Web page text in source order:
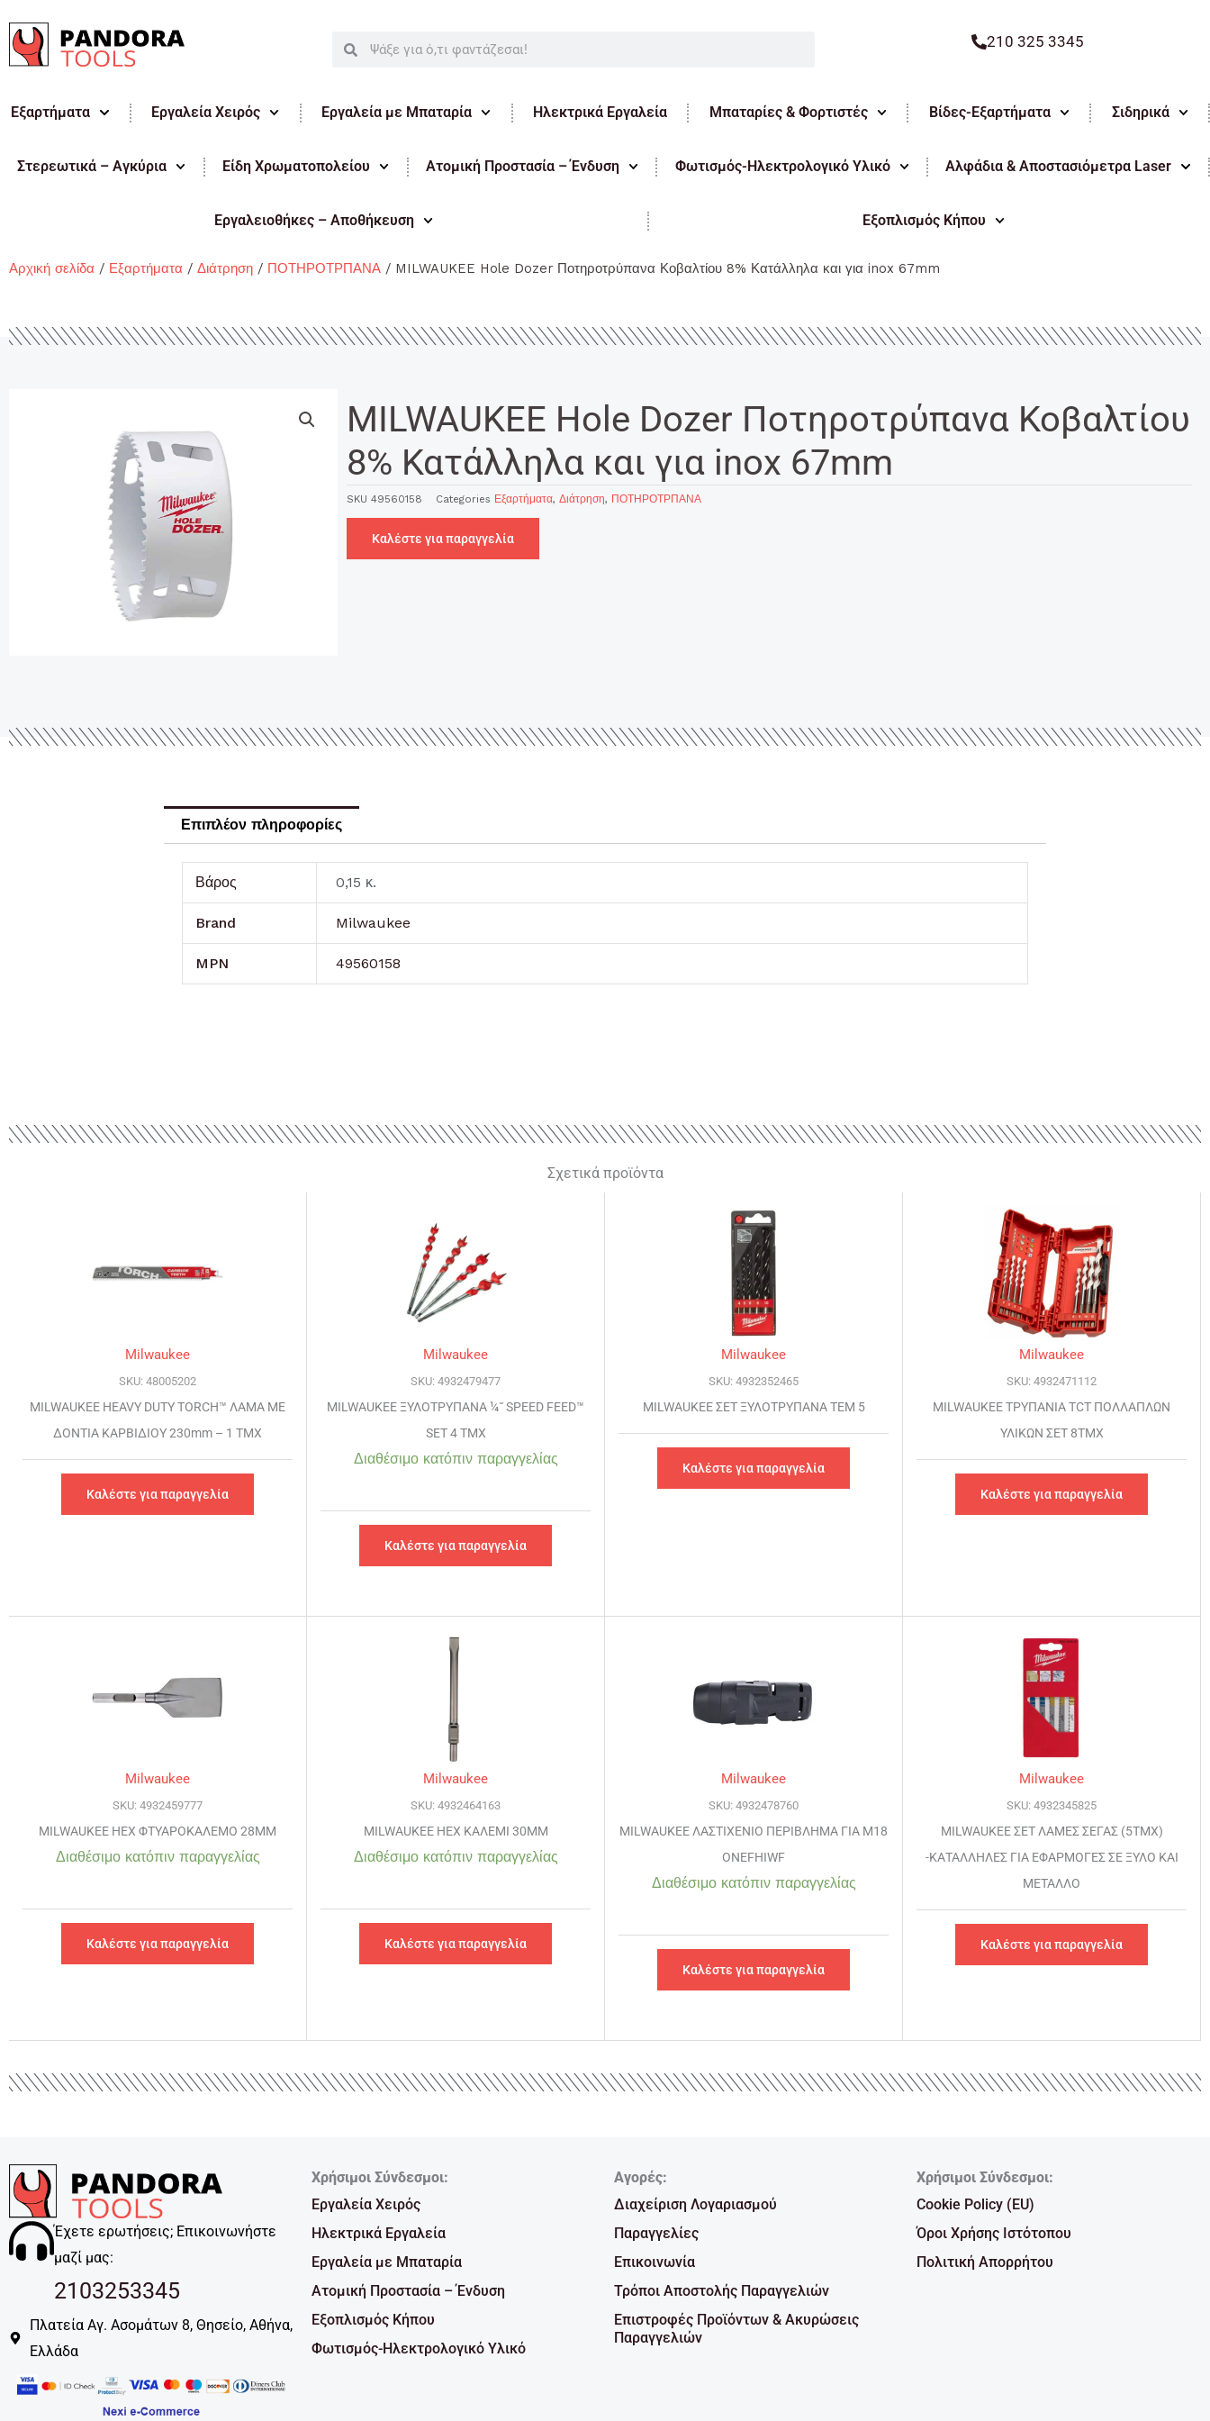
στο
περιεχόμενο
SearchSearch 210 325 3345
Εξαρτήματα Εργαλεία Χειρός Εργαλεία με Μπαταρία Ηλεκτρικά Εργαλεία Μπαταρίες & Φορτιστές Βίδες-Εξαρτήματα Σιδηρικά
Στερεωτικά – Αγκύρια Είδη Χρωματοπολείου Ατομική Προστασία – Ένδυση Φωτισμός-Ηλεκτρολογικό Υλικό Αλφάδια & Αποστασιόμετρα Laser
Εργαλειοθήκες – Αποθήκευση Εξοπλισμός Κήπου
Αρχική σελίδα / Εξαρτήματα / Διάτρηση / ΠΟΤΗΡΟΤΡΠΑΝΑ / MILWAUKEE Hole Dozer Ποτηροτρύπανα Κοβαλτίου 8% Κατάλληλα και για inox 67mm
MILWAUKEE Hole Dozer Ποτηροτρύπανα Κοβαλτίου
8% Κατάλληλα και για inox 67mm
SKU 49560158 Categories Εξαρτήματα, Διάτρηση, ΠΟΤΗΡΟΤΡΠΑΝΑ
Καλέστε για παραγγελία
Επιπλέον πληροφορίες
Βάρος 0,15 κ.
Brand Milwaukee
MPN 49560158
Σχετικά προϊόντα
Milwaukee
SKU: 48005202
MILWAUKEE HEAVY DUTY TORCH™ ΛΑΜΑ ΜΕ
ΔΟΝΤΙΑ ΚΑΡΒΙΔΙΟΥ 230mm – 1 TMX
Καλέστε για παραγγελία
Milwaukee
SKU: 4932479477
MILWAUKEE ΞΥΛΟΤΡΥΠΑΝΑ ¼˝ SPEED FEED™
SET 4 ΤΜΧ
Διαθέσιμο κατόπιν παραγγελίας
Καλέστε για παραγγελία
Milwaukee
SKU: 4932352465
MILWAUKEE ΣΕΤ ΞΥΛΟΤΡΥΠΑΝΑ ΤΕΜ 5
Καλέστε για παραγγελία
Milwaukee
SKU: 4932471112
MILWAUKEE ΤΡΥΠΑΝΙΑ TCT ΠΟΛΛΑΠΛΩΝ
ΥΛΙΚΩΝ ΣΕΤ 8ΤΜΧ
Καλέστε για παραγγελία
Milwaukee
SKU: 4932459777
MILWAUKEE HEX ΦΤΥΑΡΟΚΑΛΕΜΟ 28MM
Διαθέσιμο κατόπιν παραγγελίας
Καλέστε για παραγγελία
Milwaukee
SKU: 4932464163
MILWAUKEE HEX ΚΑΛΕΜΙ 30MM
Διαθέσιμο κατόπιν παραγγελίας
Καλέστε για παραγγελία
Milwaukee
SKU: 4932478760
MILWAUKEE ΛΑΣΤΙΧΕΝΙΟ ΠΕΡΙΒΛΗΜΑ ΓΙΑ M18
ONEFHIWF
Διαθέσιμο κατόπιν παραγγελίας
Καλέστε για παραγγελία
Milwaukee
SKU: 4932345825
MILWAUKEE ΣΕΤ ΛΑΜΕΣ ΣΕΓΑΣ (5ΤΜΧ)
-ΚΑΤΑΛΛΗΛΕΣ ΓΙΑ ΕΦΑΡΜΟΓΕΣ ΣΕ ΞΥΛΟ ΚΑΙ
ΜΕΤΑΛΛΟ
Καλέστε για παραγγελία
Έχετε ερωτήσεις; Επικοινωνήστε
μαζί μας:
2103253345
Πλατεία Αγ. Ασομάτων 8, Θησείο, Αθήνα,
Ελλάδα
Χρήσιμοι Σύνδεσμοι:
Εργαλεία Χειρός
Ηλεκτρικά Εργαλεία
Εργαλεία με Μπαταρία
Ατομική Προστασία – Ένδυση
Εξοπλισμός Κήπου
Φωτισμός-Ηλεκτρολογικό Υλικό
Αγορές:
Διαχείριση Λογαριασμού
Παραγγελίες
Επικοινωνία
Τρόποι Αποστολής Παραγγελιών
Επιστροφές Προϊόντων & Ακυρώσεις
Παραγγελιών
Χρήσιμοι Σύνδεσμοι:
Cookie Policy (EU)
Όροι Χρήσης Ιστότοπου
Πολιτική Απορρήτου